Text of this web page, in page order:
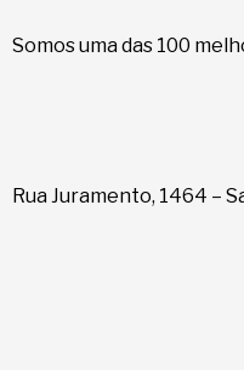
Somos uma das 100
Rua Juramento, 1464 –